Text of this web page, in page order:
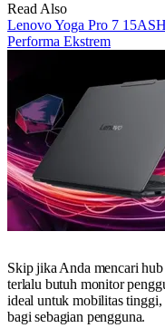
Read Also
Lenovo Yoga Pro 7
Performa Ekstrem
Skip jika Anda mencari
terlalu butuh monitor
ideal untuk mobilitas
bagi sebagian pengguna.